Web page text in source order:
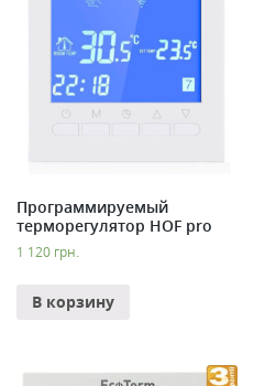
Программируемый
терморегулятор HOF pro
1 120 грн.
В корзину